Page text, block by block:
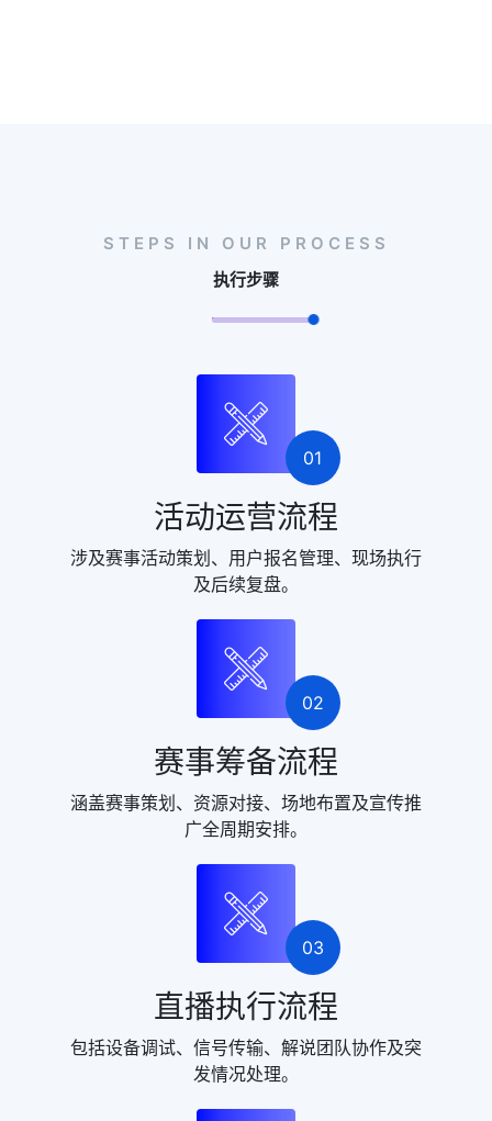
STEPS IN OUR PROCESS
执行步骤
01
活动运营流程
涉及赛事活动策划、用户报名管理、现场执行
及后续复盘。
02
赛事筹备流程
涵盖赛事策划、资源对接、场地布置及宣传推
广全周期安排。
03
直播执行流程
包括设备调试、信号传输、解说团队协作及突
发情况处理。